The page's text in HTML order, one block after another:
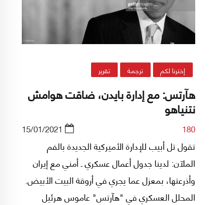
إخترنا لكم ترجمة تقرير
هآرتس: مع إدارة بايدن، ضاقت هوامش
نتنياهو
180
15/01/2021
تقول تل أبيب للإدارة الأميركية الجديدة بالفم
الملآن: لدينا جدول أعمال عسكري ـ أمني مع إيران
وأذرعتها، بمعزل عما يجري في أروقة البيت الأبيض.
المحلل العسكري في "هآرتس" عاموس هرئيل